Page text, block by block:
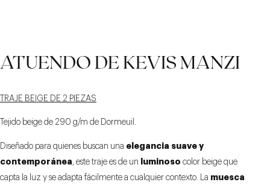
DORSO DE 11 CM
TRADICIONAL
TRABILLAS
ATUENDO DE KEVIS MANZI
TRAJE BEIGE DE 2 PIEZAS
Tejido beige de 290 g/m de Dormeuil.
Diseñado para quienes buscan una elegancia suave y
contemporánea, este traje es de un luminoso color beige que
capta la luz y se adapta fácilmente a cualquier contexto. La muesca